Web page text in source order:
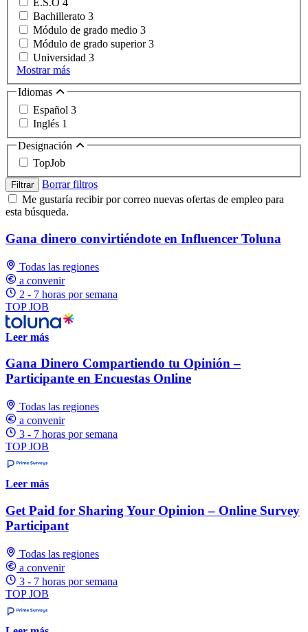
E.S.O 4
Bachillerato 3
Módulo de grado medio 3
Módulo de grado superior3
Universidad 3
Mostrar más
Idiomas
Español 3
Inglés 1
Designación
TopJob
Filtrar
Borrar filtros
Me gustaría recibir por correo nuevas ofertas de empleo para
esta búsqueda.
Gana dinero convirtiéndote en Influencer Toluna
Todas las regiones
a convenir
2 - 7 horas por semana
TOP JOB
Leer más
Gana Dinero Compartiendo tu Opinión –
Participante en Encuestas Online
Todas las regiones
a convenir
3 - 7 horas por semana
TOP JOB
Leer más
Get Paid for Sharing Your Opinion – Online Survey
Participant
Todas las regiones
a convenir
3 - 7 horas por semana
TOP JOB